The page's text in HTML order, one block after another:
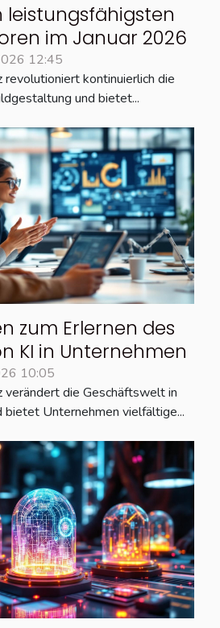
leistungsfähigsten
im Januar 2026
12:45
revolutioniert kontinuierlich die
und bietet...
zum Erlernen des
KI in Unternehmen
10:05
verändert die Geschäftswelt in
bietet Unternehmen vielfältige...